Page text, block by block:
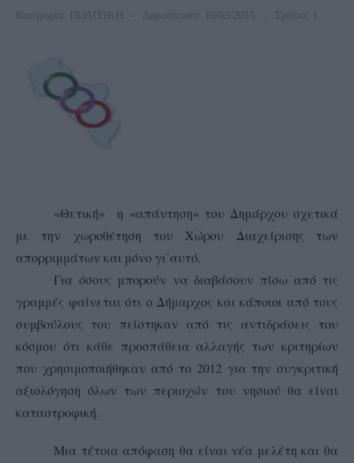
Κατηγορία: ΠΟΛΙΤΙΚΗ Δημοσίευση: 10/03/2015 Σχόλιο: 1
«Θετική» η «απάντηση» του Δημάρχου σχετικά
με την χωροθέτηση του Χώρου Διαχείρισης των
απορριμμάτων και μόνο γι΄αυτό.
Για όσους μπορούν να διαβάσουν πίσω από τις
γραμμές φαίνεται ότι ο Δήμαρχος και κάποιοι από τους
συμβούλους του πείστηκαν από τις αντιδράσεις του
κόσμου ότι κάθε προσπάθεια αλλαγής των κριτηρίων
που χρησιμοποιήθηκαν από το 2012 για την συγκριτική
αξιολόγηση όλων των περιοχών του νησιού θα είναι
καταστροφική.
Μια τέτοια απόφαση θα είναι νέα μελέτη και θα